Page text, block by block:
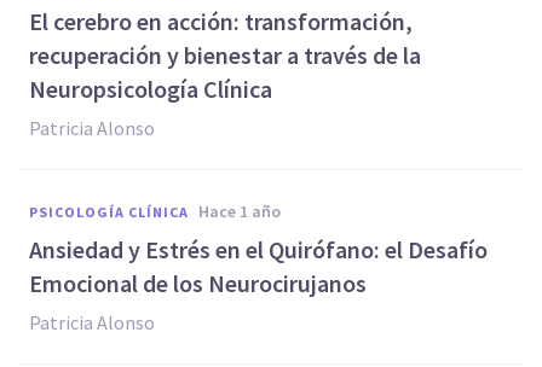
El cerebro en acción: transformación,
recuperación y bienestar a través de la
Neuropsicología Clínica
Patricia Alonso
PSICOLOGÍA CLÍNICA hace 1 año
Ansiedad y Estrés en el Quirófano: el Desafío
Emocional de los Neurocirujanos
Patricia Alonso